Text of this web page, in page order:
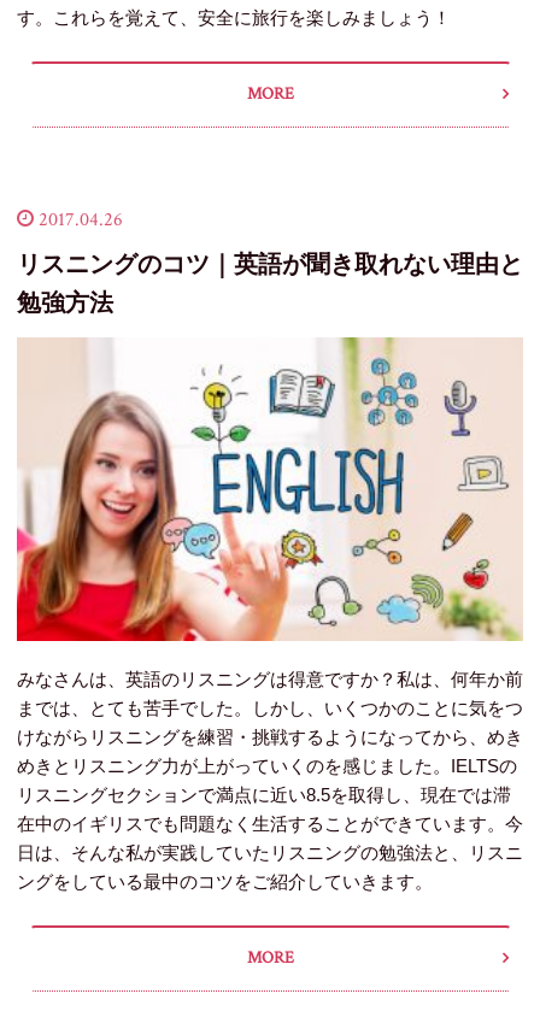
す。これらを覚えて、安全に旅行を楽しみましょう！
MORE
2017.04.26
リスニングのコツ｜英語が聞き取れない理由と
勉強方法
みなさんは、英語のリスニングは得意ですか？私は、何年か前
までは、とても苦手でした。しかし、いくつかのことに気をつ
けながらリスニングを練習・挑戦するようになってから、めき
めきとリスニング力が上がっていくのを感じました。IELTSの
リスニングセクションで満点に近い8.5を取得し、現在では滞
在中のイギリスでも問題なく生活することができています。今
日は、そんな私が実践していたリスニングの勉強法と、リスニ
ングをしている最中のコツをご紹介していきます。
MORE